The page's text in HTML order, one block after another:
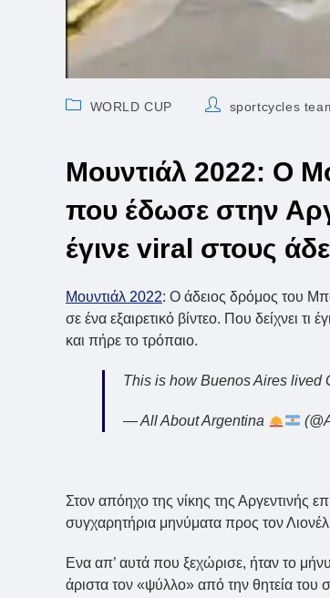
PostWORLD CUP
Postsportcycles
Μουντιάλ 2022: Ο
που έδωσε στην
έγινε viral στους
Μουντιάλ 2022: Ο άδειος δρόμος του
σε ένα εξαιρετικό βίντεο. Που δείχνει τι
και πήρε το τρόπαιο.
This is how Buenos Aires lived
— All About Argentina
Στον απόηχο της νίκης της Αργεντινής
συγχαρητήρια μηνύματα προς τον
Ενα απ’ αυτά που ξεχώρισε, ήταν το
άριστα τον «ψύλλο» από την θητεία του